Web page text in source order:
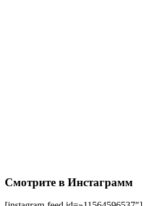
Смотрите в Инстаграмм